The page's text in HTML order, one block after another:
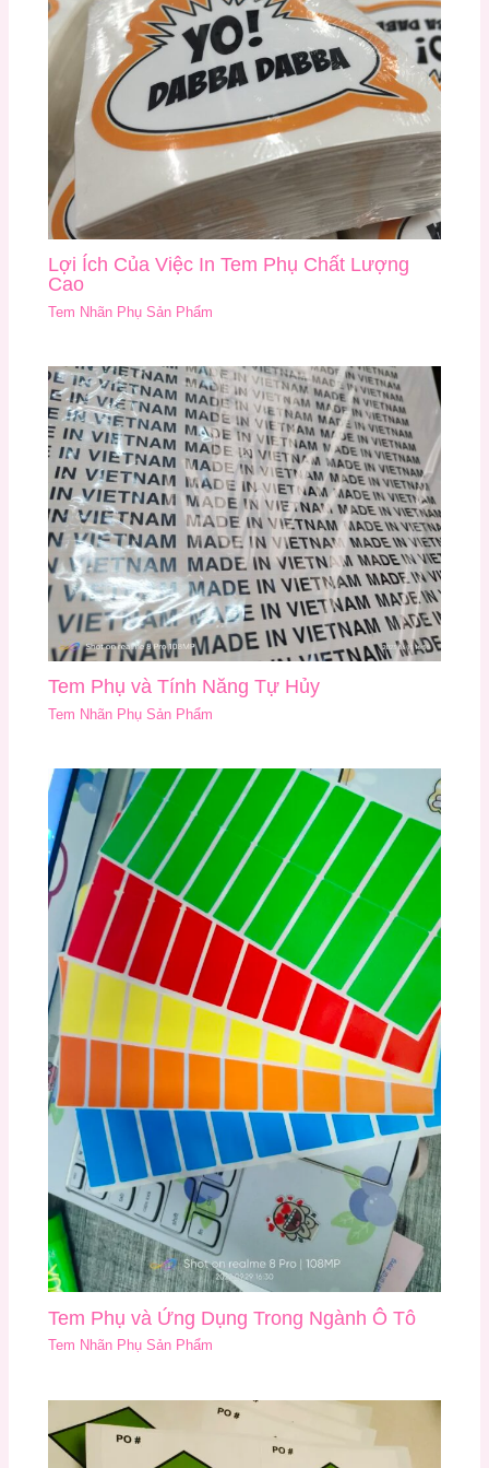
Lợi Ích Của Việc In Tem Phụ Chất Lượng
Cao
Tem Nhãn Phụ Sản Phẩm
Tem Phụ và Tính Năng Tự Hủy
Tem Nhãn Phụ Sản Phẩm
Tem Phụ và Ứng Dụng Trong Ngành Ô Tô
Tem Nhãn Phụ Sản Phẩm